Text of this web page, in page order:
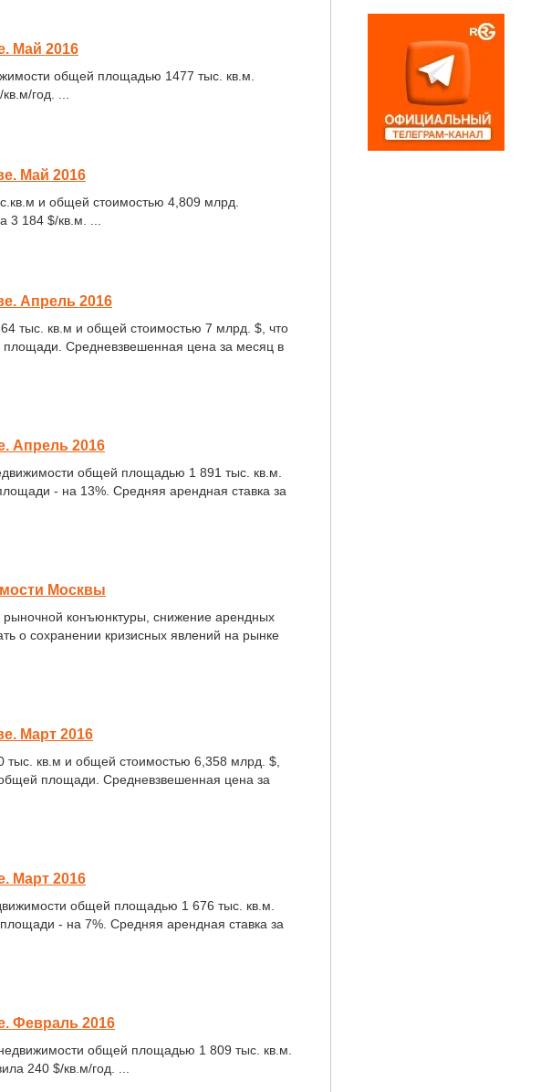
Май 2016
общей площадью 1477 тыс. кв.м.
год. ...
Май 2016
и общей стоимостью 4,809 млрд.
3 184 $/кв.м. ...
Апрель 2016
тыс. кв.м и общей стоимостью 7 млрд. $, что
площади. Средневзвешенная цена за месяц в
Апрель 2016
общей площадью 1 891 тыс. кв.м.
- на 13%. Средняя арендная ставка за
Москвы
конъюнктуры, снижение арендных
о сохранении кризисных явлений на рынке
Март 2016
кв.м и общей стоимостью 6,358 млрд. $,
площади. Средневзвешенная цена за
Март 2016
общей площадью 1 676 тыс. кв.м.
- на 7%. Средняя арендная ставка за
Февраль 2016
общей площадью 1 809 тыс. кв.м.
240 $/кв.м/год. ...